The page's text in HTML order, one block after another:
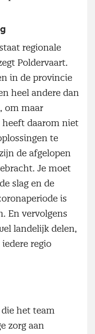
regionale
Poldervaart.
in de provincie
heel andere dan
om maar
daarom niet
te
de afgelopen
Je moet
slag en de
is
En vervolgens
landelijk delen,
regio
het team
zorg aan